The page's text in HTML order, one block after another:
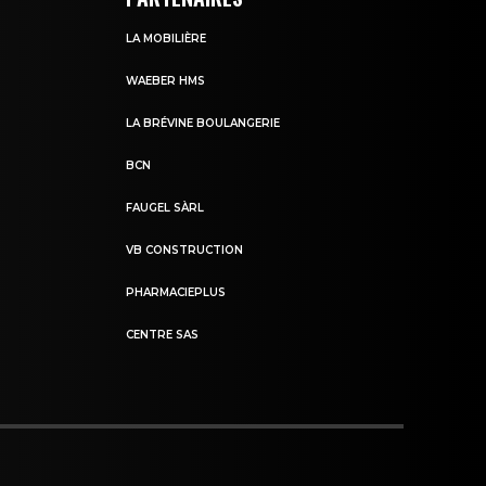
LA MOBILIÈRE
WAEBER HMS
LA BRÉVINE BOULANGERIE
BCN
FAUGEL SÀRL
VB CONSTRUCTION
PHARMACIEPLUS
CENTRE SAS